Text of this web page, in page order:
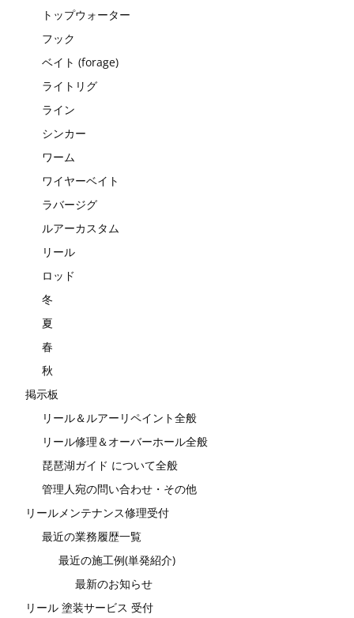
トップウォーター
フック
ベイト (forage)
ライトリグ
ライン
シンカー
ワーム
ワイヤーベイト
ラバージグ
ルアーカスタム
リール
ロッド
冬
夏
春
秋
掲示板
リール＆ルアーリペイント全般
リール修理＆オーバーホール全般
琵琶湖ガイド について全般
管理人宛の問い合わせ・その他
リールメンテナンス修理受付
最近の業務履歴一覧
最近の施工例(単発紹介)
最新のお知らせ
リール 塗装サービス 受付